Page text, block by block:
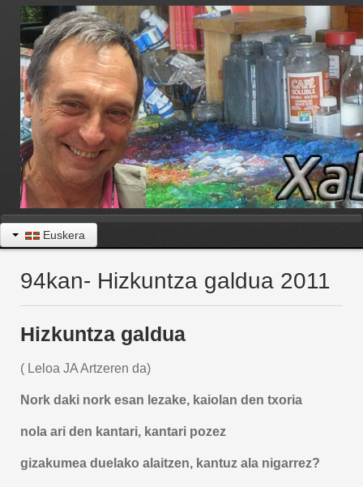
Euskera
94kan- Hizkuntza galdua 2011
Hizkuntza galdua
( Leloa JA Artzeren da)
Nork daki nork esan lezake, kaiolan den txoria
nola ari den kantari, kantari pozez
gizakumea duelako alaitzen, kantuz ala nigarrez?